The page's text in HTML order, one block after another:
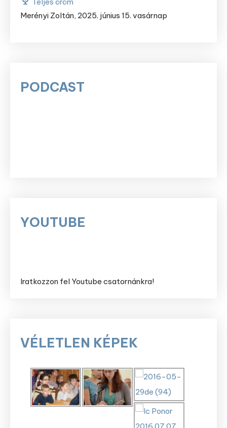
Teljes öröm
Merényi Zoltán, 2025. június 15. vasárnap
PODCAST
YOUTUBE
Iratkozzon fel Youtube csatornánkra!
VÉLETLEN KÉPEK